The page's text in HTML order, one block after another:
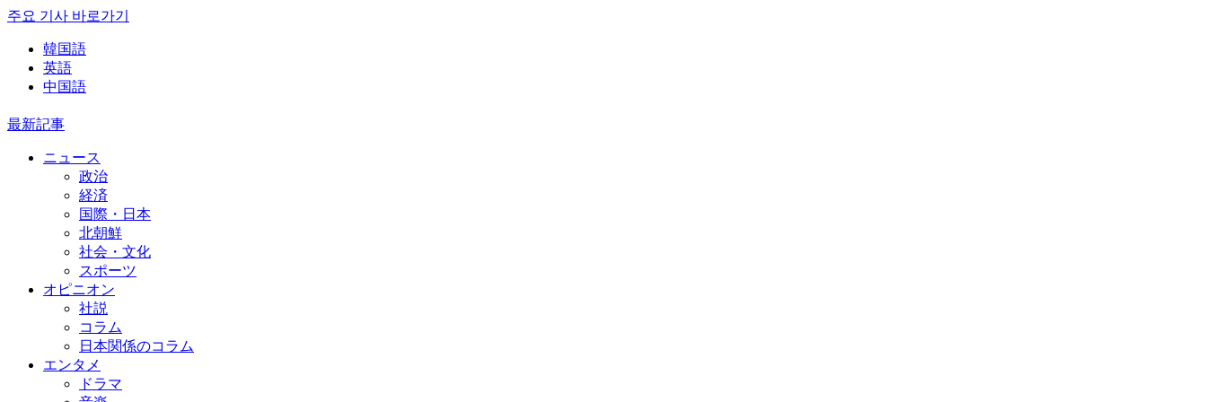
주요 기사 바로가기
韓国語
英語
中国語
最新記事
ニュース
政治
経済
国際・日本
北朝鮮
社会・文化
スポーツ
オピニオン
社説
コラム
日本関係のコラム
エンタメ
ドラマ